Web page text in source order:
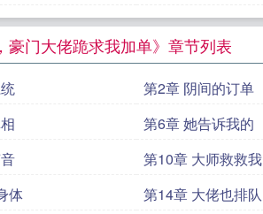
豪门大佬跪求我加单》章节列表
第2章 阴间的订单
第6章 她告诉我的
第10章 大师救救我
体
第14章 大佬也排队